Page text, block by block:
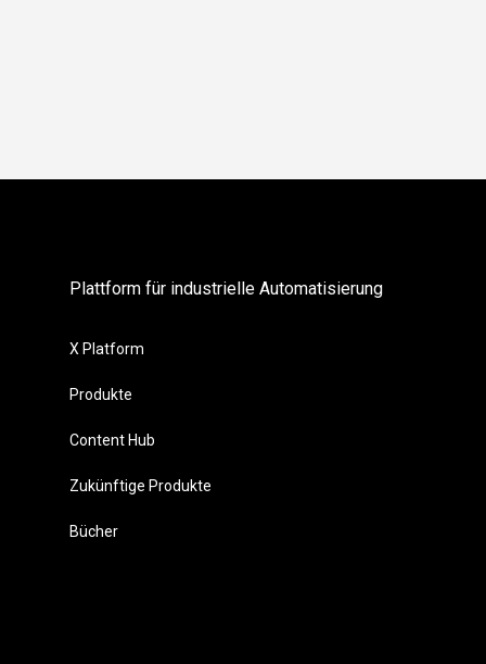
Plattform für industrielle Automatisierung
X Platform
Produkte
Content Hub
Zukünftige Produkte
Bücher